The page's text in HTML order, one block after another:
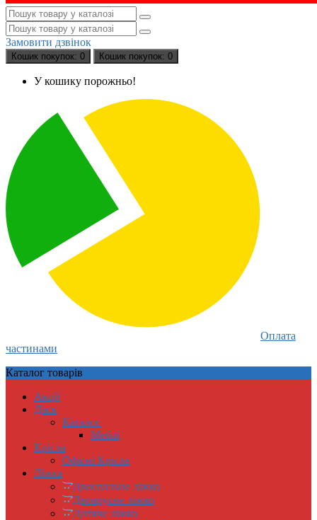
Замовити дзвінок
Кошик покупок: 0 Кошик покупок: 0
У кошику порожньо!
Оплата
частинами
Каталог товарів
Акції
Даск
Каталог
Меблі
Крісла
Офісні Крісла
Ліжка
Двоспальне ліжко
Двоярусне ліжко
Дитяче ліжко